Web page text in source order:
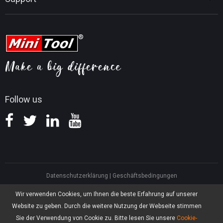
Wir verwenden Cookies, um Ihnen die beste Erfahrung auf unserer
Website zu geben. Durch die weitere Nutzung der Webseite stimmen
Sie der Verwendung von Cookie zu. Bitte lesen Sie unsere Cookie-
Follow us
Tipps für PDF-Bearbeitung
Tipps für Videokonvertierung
Tipps für Bildschirmaufnahmen
Wissensdatenbank
Hilfe
Datenschutzerklärung
Geschäftsbedingungen
North America, Canada, Unit 170 - 422, Richards Street, Vancouver, British
Asia, Hong Kong, Suite 820,8/F., Ocean Centre, Harbour City, 5 Canton Road,
Tsim Sha Tsui, Kowloon